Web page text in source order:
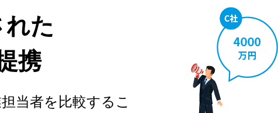
れた
携
当者を比較するこ